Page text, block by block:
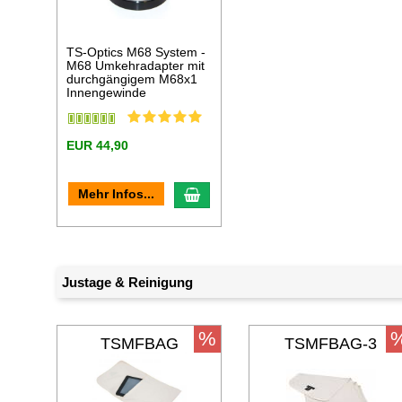
TS-Optics M68 System -
M68 Umkehradapter mit
durchgängigem M68x1
Innengewinde
EUR 44,90
Mehr Infos... In den Warenkorb
Justage & Reinigung
TSMFBAG % TSMFBAG-3